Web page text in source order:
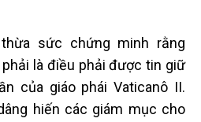
sức chứng minh rằng
là điều phải được tin giữ
của giáo phái Vaticanô II.
hiến các giám mục cho